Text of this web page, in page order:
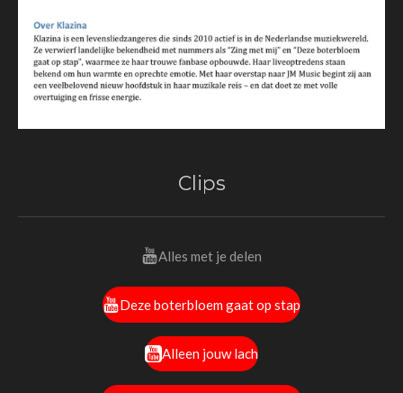
Clips
Alles met je delen
Deze boterbloem gaat op stap
Alleen jouw lach